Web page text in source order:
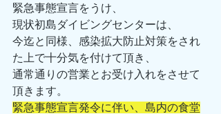
緊急事態宣言をうけ、
現状初島ダイビングセンターは、
今迄と同様、感染拡大防止対策をされ
た上で十分気を付けて頂き、
通常通りの営業とお受け入れをさせて
頂きます。
緊急事態宣言発令に伴い、島内の食堂